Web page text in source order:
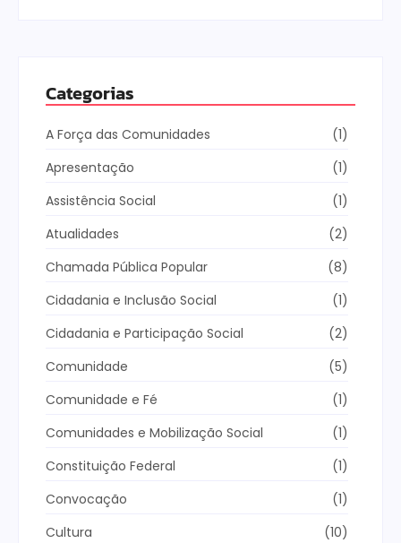
Categorias
A Força das Comunidades
(1)
Apresentação
(1)
Assistência Social
(1)
Atualidades
(2)
Chamada Pública Popular
(8)
Cidadania e Inclusão Social
(1)
Cidadania e Participação Social
(2)
Comunidade
(5)
Comunidade e Fé
(1)
Comunidades e Mobilização Social
(1)
Constituição Federal
(1)
Convocação
(1)
Cultura
(10)